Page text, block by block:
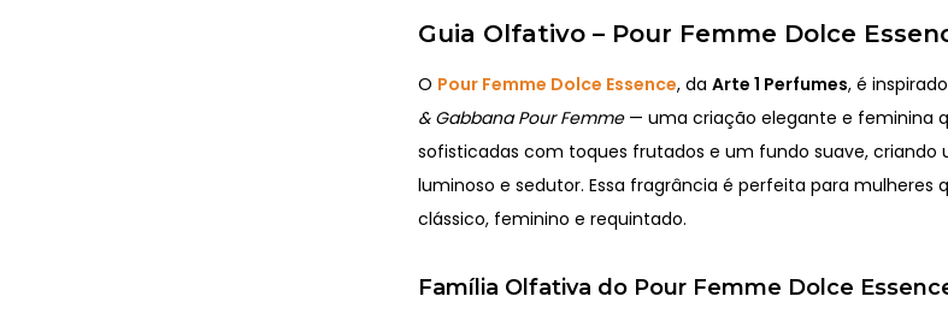
Guia Olfativo – Pour Femme Dolce
O Pour Femme Dolce Essence, da Arte 1 Perfumes, é
& Gabbana Pour Femme— uma criação elegante e feminina
sofisticadas com toques frutados e um fundo suave, criando
luminoso e sedutor. Essa fragrância é perfeita para
clássico, feminino e requintado.
Família Olfativa do Pour Femme Dolce